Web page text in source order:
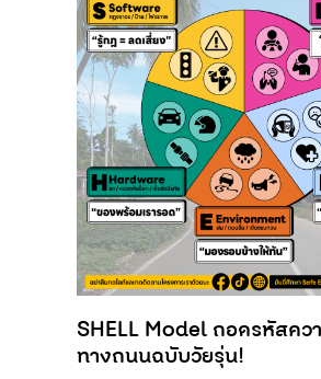
SHELL Model ถอดรหัสค
ทางถนนฉบับวัยรุ่น!